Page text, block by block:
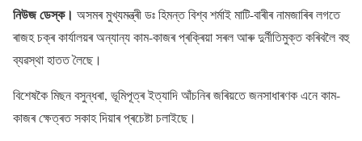
নিউজ ডেস্ক। অসমৰ মুখ্যমন্ত্ৰী ডঃ হিমন্ত বিশ্ব শৰ্মাই মাটি-বাৰীৰ নামজাৰিৰ লগতে
ৰাজহ চক্ৰ কাৰ্যালয়ৰ অন্যান্য কাম-কাজৰ প্ৰক্ৰিয়া সৰল আৰু দুৰ্নীতিমুক্ত কৰিবলৈ বহু
ব্যৱস্থা হাতত লৈছে।
বিশেষকৈ মিছন বসুন্ধৰা, ভূমিপূত্ৰ ইত্যাদি আঁচনিৰ জৰিয়তে জনসাধাৰণক এনে কাম-
কাজৰ ক্ষেত্ৰত সকাহ দিয়াৰ প্ৰচেষ্টা চলাইছে।